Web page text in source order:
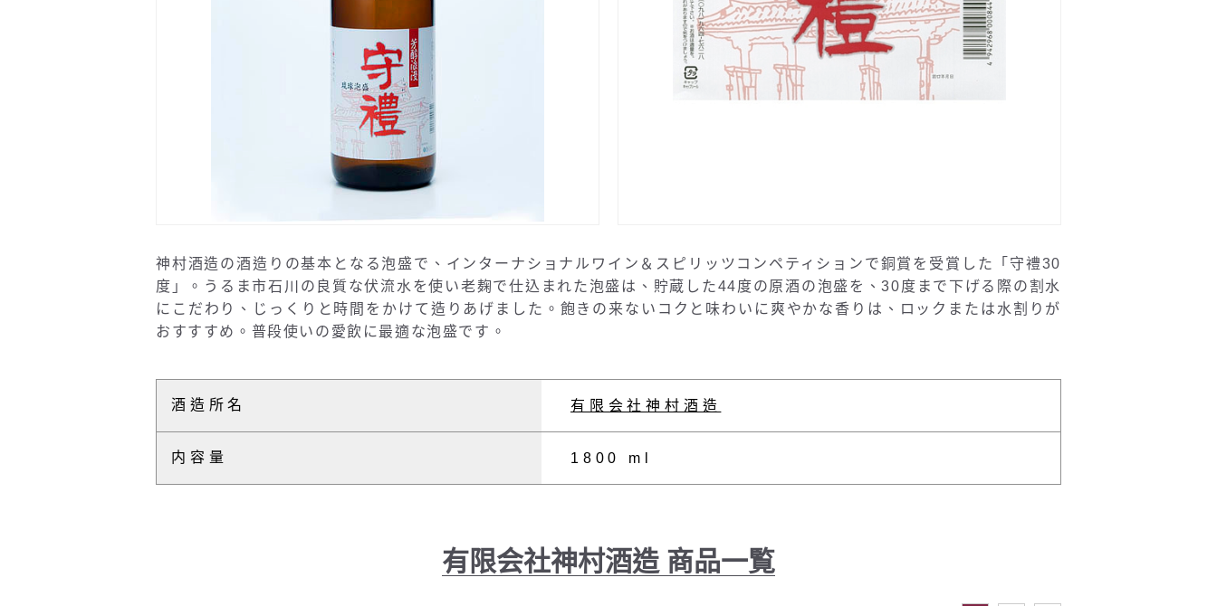
神村酒造の酒造りの基本となる泡盛で、インターナショナルワイン＆スピリッツコンペティションで銅賞を受賞した「守禮30
度」。うるま市石川の良質な伏流水を使い老麹で仕込まれた泡盛は、貯蔵した44度の原酒の泡盛を、30度まで下げる際の割水
にこだわり、じっくりと時間をかけて造りあげました。飽きの来ないコクと味わいに爽やかな香りは、ロックまたは水割りが
おすすすめ。普段使いの愛飲に最適な泡盛です。
酒造所名 有限会社神村酒造
内容量 1800 ml
有限会社神村酒造 商品一覧